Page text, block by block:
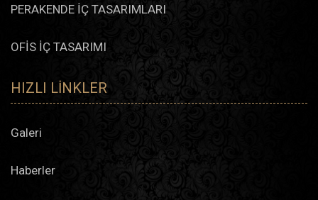
PERAKENDE İÇ TASARIMLARI
OFİS İÇ TASARIMI
HIZLI LINKLER
Galeri
Haberler